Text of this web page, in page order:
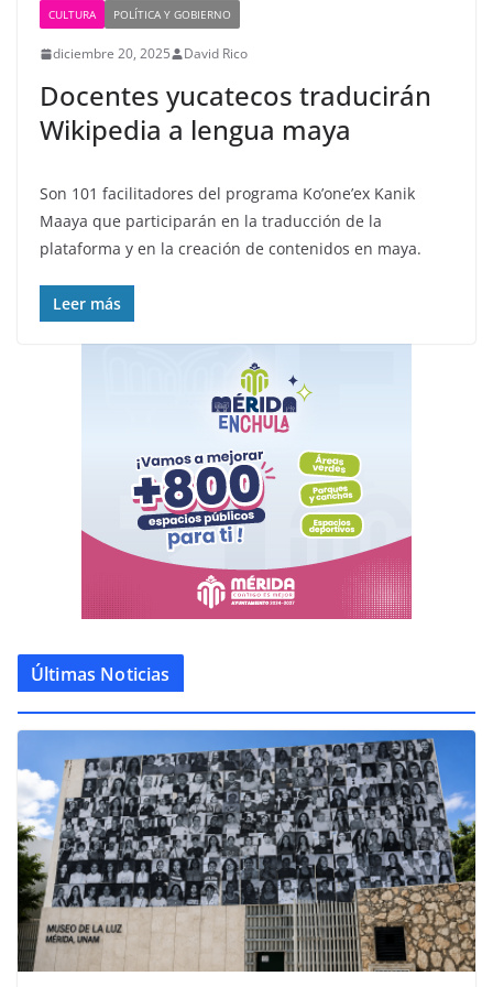
CULTURA POLÍTICA Y GOBIERNO
diciembre 20, 2025 David Rico
Docentes yucatecos traducirán
Wikipedia a lengua maya
Son 101 facilitadores del programa Ko’one’ex Kanik
Maaya que participarán en la traducción de la
plataforma y en la creación de contenidos en maya.
Leer más
Últimas Noticias